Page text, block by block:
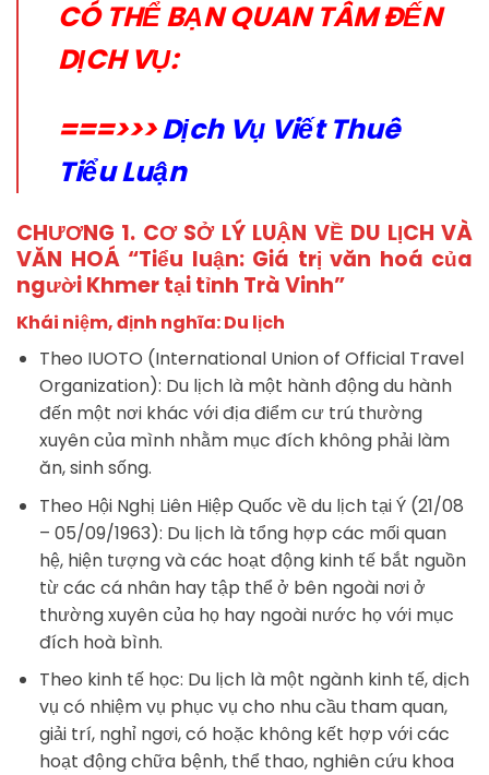
CÓ THỂ BẠN QUAN TÂM ĐẾN
DỊCH VỤ:
===>>>Dịch Vụ Viết Thuê
Tiểu Luận
CHƯƠNG 1. CƠ SỞ LÝ LUẬN VỀ DU LỊCH VÀ
VĂN HOÁ “Tiểu luận: Giá trị văn hoá của
người Khmer tại tỉnh Trà Vinh”
Khái niệm, định nghĩa:Du lịch
Theo IUOTO (International Union of Official Travel
Organization): Du lịch là một hành động du hành
đến một nơi khác với địa điểm cư trú thường
xuyên của mình nhằm mục đích không phải làm
ăn, sinh sống.
Theo Hội Nghị Liên Hiệp Quốc về du lịch tại Ý (21/08
– 05/09/1963): Du lịch là tổng hợp các mối quan
hệ, hiện tượng và các hoạt động kinh tế bắt nguồn
từ các cá nhân hay tập thể ở bên ngoài nơi ở
thường xuyên của họ hay ngoài nước họ với mục
đích hoà bình.
Theo kinh tế học: Du lịch là một ngành kinh tế, dịch
vụ có nhiệm vụ phục vụ cho nhu cầu tham quan,
giải trí, nghỉ ngơi, có hoặc không kết hợp với các
hoạt động chữa bệnh, thể thao, nghiên cứu khoa